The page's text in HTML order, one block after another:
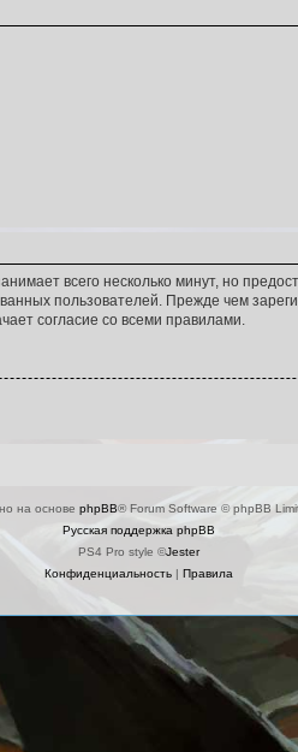
всего несколько минут, но
пользователей. Прежде чем
согласие со всеми правилами.
на основе phpBB® Forum Software © phpBB
Русская поддержка phpBB
PS4 Pro style ©Jester
Конфиденциальность| Правила